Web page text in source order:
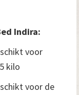
Indira:
voor
kilo
voor de